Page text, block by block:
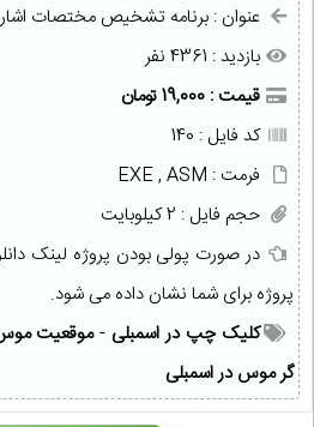
عنوان : برنامه تشخیص مختصات
بازدید : 4361 نفر
قیمت : 19,000 تومان
کد فایل : 140
فرمت : EXE , ASM
حجم فایل : 2 کیلوبایت
در صورت پولی بودن پروژه لینک
پروژه برای شما نشان داده می شود.
کلیک چپ در اسمبلی-موقعیت
گر موس در اسمبلی